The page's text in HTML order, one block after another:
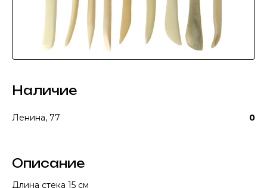
Наличие
Ленина, 77 0
Описание
Длина стека 15 см